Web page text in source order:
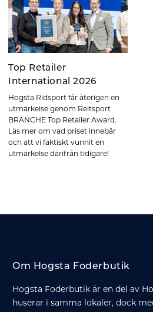
Top Retailer
International 2026
Hogsta Ridsport får återigen en
utmärkelse genom Reitsport
BRANCHE Top Retailer Award.
Läs mer om vad priset innebär
och att vi faktiskt vunnit en
utmärkelse därifrån tidigare!
Om Hogsta Foderbutik
Hogsta Foderbutik är en del av
huserar i samma lokaler, dock